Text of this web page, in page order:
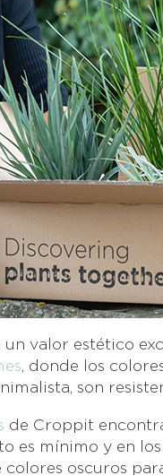
valor estético
, donde los
son
de Croppit
es mínimo y en
oscuros